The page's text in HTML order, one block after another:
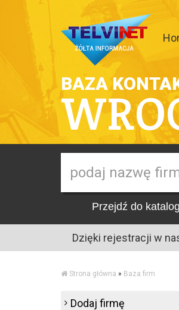
BAZA
Przejdź do
Dzięki rejestracji w
Strona główna » Baza firm
Dodaj firmę